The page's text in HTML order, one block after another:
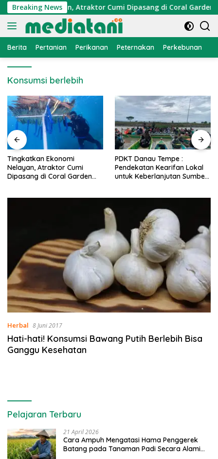
Langsung
ke
konten
Breaking News
Nelayan, Atraktor Cumi Dipasang di Coral Garden
Berita Pertanian Perikanan Peternakan Perkebunan
Konsumsi berlebih
PDKT Danau Tempe :
Pendekatan Kearifan Lokal
untuk Keberlanjutan Sumber
Cara Mengatasi Penyakit
PMK pada Sapi Perah
Alami dan Medis
Herbal 8 Juni 2017
Hati-hati! Konsumsi Bawang Putih Berlebih Bisa
Ganggu Kesehatan
Pelajaran Terbaru
21 April 2026
Cara Ampuh Mengatasi Hama Penggerek
Batang pada Tanaman Padi Secara Alami